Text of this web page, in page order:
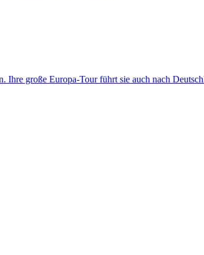
große Europa-Tour führt sie auch nach